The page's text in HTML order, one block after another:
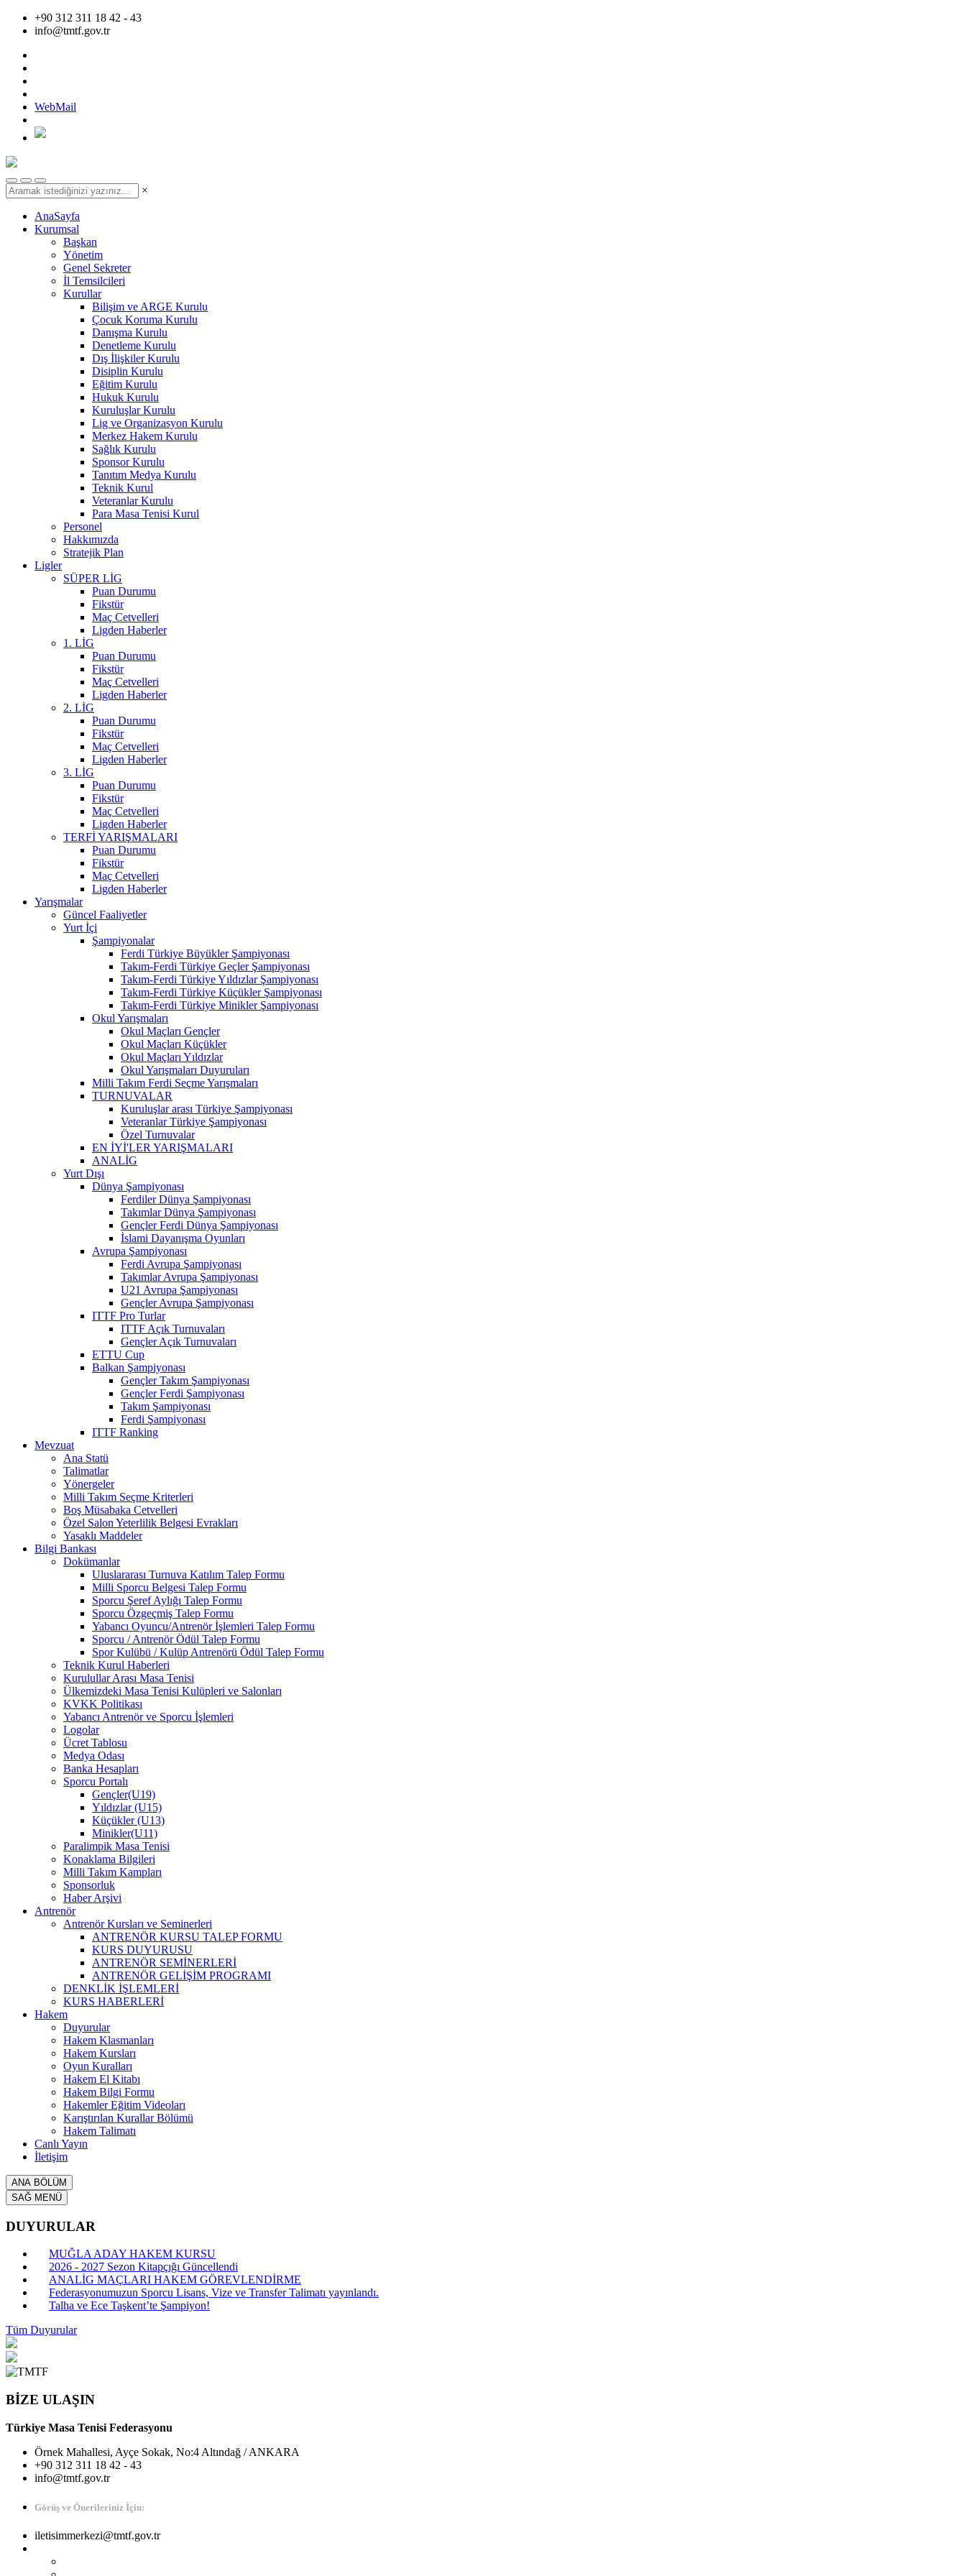
+90 312 311 18 42 - 43
info@tmtf.gov.tr
WebMail
×
AnaSayfa
Kurumsal
Başkan
Yönetim
Genel Sekreter
İl Temsilcileri
Kurullar
Bilişim ve ARGE Kurulu
Çocuk Koruma Kurulu
Danışma Kurulu
Denetleme Kurulu
Dış İlişkiler Kurulu
Disiplin Kurulu
Eğitim Kurulu
Hukuk Kurulu
Kuruluşlar Kurulu
Lig ve Organizasyon Kurulu
Merkez Hakem Kurulu
Sağlık Kurulu
Sponsor Kurulu
Tanıtım Medya Kurulu
Teknik Kurul
Veteranlar Kurulu
Para Masa Tenisi Kurul
Personel
Hakkımızda
Stratejik Plan
Ligler
SÜPER LİG
Puan Durumu
Fikstür
Maç Cetvelleri
Ligden Haberler
1. LİG
Puan Durumu
Fikstür
Maç Cetvelleri
Ligden Haberler
2. LİG
Puan Durumu
Fikstür
Maç Cetvelleri
Ligden Haberler
3. LİG
Puan Durumu
Fikstür
Maç Cetvelleri
Ligden Haberler
TERFİ YARIŞMALARI
Puan Durumu
Fikstür
Maç Cetvelleri
Ligden Haberler
Yarışmalar
Güncel Faaliyetler
Yurt İçi
Şampiyonalar
Ferdi Türkiye Büyükler Şampiyonası
Takım-Ferdi Türkiye Geçler Şampiyonası
Takım-Ferdi Türkiye Yıldızlar Şampiyonası
Takım-Ferdi Türkiye Küçükler Şampiyonası
Takım-Ferdi Türkiye Minikler Şampiyonası
Okul Yarışmaları
Okul Maçları Gençler
Okul Maçları Küçükler
Okul Maçları Yıldızlar
Okul Yarışmaları Duyuruları
Milli Takım Ferdi Seçme Yarışmaları
TURNUVALAR
Kuruluşlar arası Türkiye Şampiyonası
Veteranlar Türkiye Şampiyonası
Özel Turnuvalar
EN İYİ'LER YARIŞMALARI
ANALİG
Yurt Dışı
Dünya Şampiyonası
Ferdiler Dünya Şampiyonası
Takımlar Dünya Şampiyonası
Gençler Ferdi Dünya Şampiyonası
İslami Dayanışma Oyunları
Avrupa Şampiyonası
Ferdi Avrupa Şampiyonası
Takımlar Avrupa Şampiyonası
U21 Avrupa Şampiyonası
Gençler Avrupa Şampiyonası
ITTF Pro Turlar
ITTF Açık Turnuvaları
Gençler Açık Turnuvaları
ETTU Cup
Balkan Şampiyonası
Gençler Takım Şampiyonası
Gençler Ferdi Şampiyonası
Takım Şampiyonası
Ferdi Şampiyonası
ITTF Ranking
Mevzuat
Ana Statü
Talimatlar
Yönergeler
Milli Takım Seçme Kriterleri
Boş Müsabaka Cetvelleri
Özel Salon Yeterlilik Belgesi Evrakları
Yasaklı Maddeler
Bilgi Bankası
Dokümanlar
Uluslararası Turnuva Katılım Talep Formu
Milli Sporcu Belgesi Talep Formu
Sporcu Şeref Aylığı Talep Formu
Sporcu Özgeçmiş Talep Formu
Yabancı Oyuncu/Antrenör İşlemleri Talep Formu
Sporcu / Antrenör Ödül Talep Formu
Spor Kulübü / Kulüp Antrenörü Ödül Talep Formu
Teknik Kurul Haberleri
Kurulullar Arası Masa Tenisi
Ülkemizdeki Masa Tenisi Kulüpleri ve Salonları
KVKK Politikası
Yabancı Antrenör ve Sporcu İşlemleri
Logolar
Ücret Tablosu
Medya Odası
Banka Hesapları
Sporcu Portalı
Gençler(U19)
Yıldızlar (U15)
Küçükler (U13)
Minikler(U11)
Paralimpik Masa Tenisi
Konaklama Bilgileri
Milli Takım Kampları
Sponsorluk
Haber Arşivi
Antrenör
Antrenör Kursları ve Seminerleri
ANTRENÖR KURSU TALEP FORMU
KURS DUYURUSU
ANTRENÖR SEMİNERLERİ
ANTRENÖR GELİŞİM PROGRAMI
DENKLİK İŞLEMLERİ
KURS HABERLERİ
Hakem
Duyurular
Hakem Klasmanları
Hakem Kursları
Oyun Kuralları
Hakem El Kitabı
Hakem Bilgi Formu
Hakemler Eğitim Videoları
Karıştırılan Kurallar Bölümü
Hakem Talimatı
Canlı Yayın
İletişim
ANA BÖLÜM
SAĞ MENÜ
DUYURULAR
MUĞLA ADAY HAKEM KURSU
2026 - 2027 Sezon Kitapçığı Güncellendi
ANALİG MAÇLARI HAKEM GÖREVLENDİRME
Federasyonumuzun Sporcu Lisans, Vize ve Transfer Talimatı yayınlandı.
Talha ve Ece Taşkent’te Şampiyon!
Tüm Duyurular
BİZE ULAŞIN
Türkiye Masa Tenisi Federasyonu
Örnek Mahallesi, Ayçe Sokak, No:4 Altındağ / ANKARA
+90 312 311 18 42 - 43
info@tmtf.gov.tr
Görüş ve Önerileriniz İçin:
iletisimmerkezi@tmtf.gov.tr